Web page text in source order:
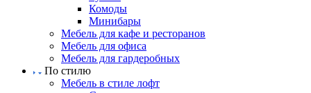
Комоды
Минибары
Мебель для кафе и ресторанов
Мебель для офиса
Мебель для гардеробных
По стилю
Мебель в стиле лофт